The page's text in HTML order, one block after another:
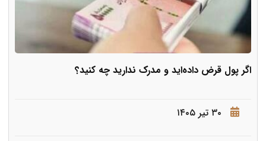
اگر پول قرض داده‌اید و مدرک ندارید چه کنید؟
۳۰ تیر ۱۴۰۵